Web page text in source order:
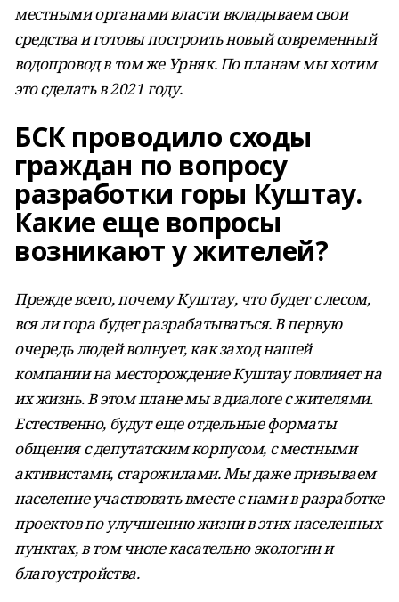
местными органами власти вкладываем свои
средства и готовы построить новый современный
водопровод в том же Урняк. По планам мы хотим
это сделать в 2021 году.
БСК проводило сходы
граждан по вопросу
разработки горы Куштау.
Какие еще вопросы
возникают у жителей?
Прежде всего, почему Куштау, что будет с лесом,
вся ли гора будет разрабатываться. В первую
очередь людей волнует, как заход нашей
компании на месторождение Куштау повлияет на
их жизнь. В этом плане мы в диалоге с жителями.
Естественно, будут еще отдельные форматы
общения с депутатским корпусом, с местными
активистами, старожилами. Мы даже призываем
население участвовать вместе с нами в разработке
проектов по улучшению жизни в этих населенных
пунктах, в том числе касательно экологии и
благоустройства.